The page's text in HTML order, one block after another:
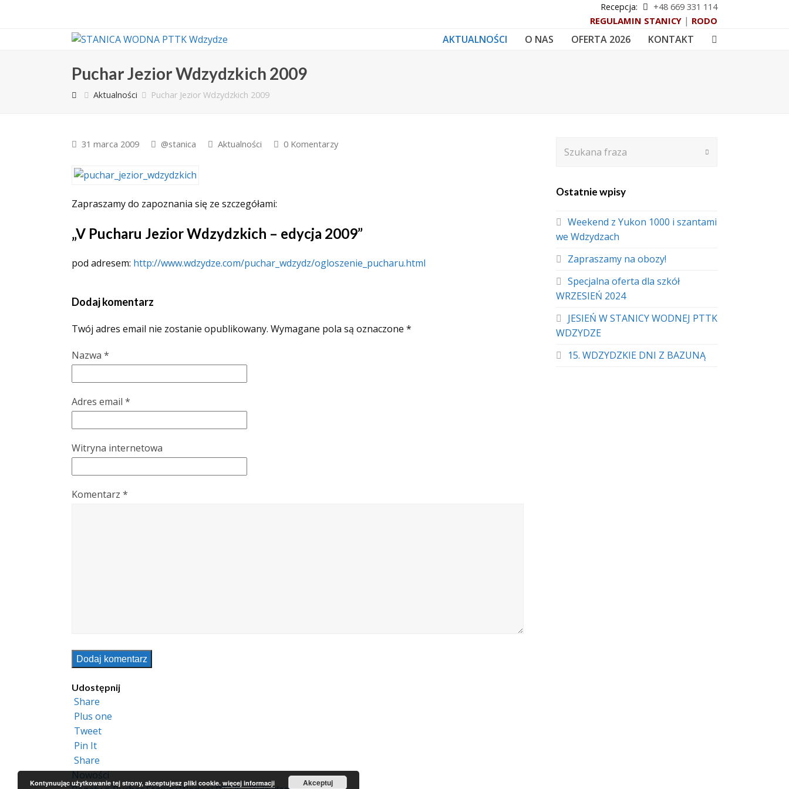
Recepcja:
+48 669 331 114
REGULAMIN STANICY | RODO
AKTUALNOŚCI O NAS OFERTA 2026 KONTAKT
Puchar Jezior Wdzydzkich 2009
Aktualności Puchar Jezior Wdzydzkich 2009
31 marca 2009 @stanica Aktualności 0 Komentarzy
Zapraszamy do zapoznania się ze szczegółami:
„V Pucharu Jezior Wdzydzkich – edycja 2009”
pod adresem: http://www.wdzydze.com/puchar_wdzydz/ogloszenie_pucharu.html
Dodaj komentarz
Twój adres email nie zostanie opublikowany. Wymagane pola są oznaczone *
Nazwa *
Adres email *
Witryna internetowa
Komentarz *
Udostępnij
Share
Plus one
Tweet
Pin It
Share
fraza
Ostatnie wpisy
Weekend z Yukon 1000 i szantami
we Wdzydzach
Zapraszamy na obozy!
Specjalna oferta dla szkół
WRZESIEŃ 2024
JESIEŃ W STANICY WODNEJ PTTK
WDZYDZE
15. WDZYDZKIE DNI Z BAZUNĄ
previous
Nowości
Kontynuując użytkowanie tej strony, akceptujesz pliki cookie. więcej informacji Akceptuj